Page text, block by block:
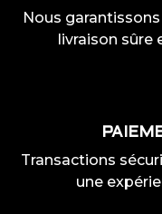
Nous
livraison
Transactions
une